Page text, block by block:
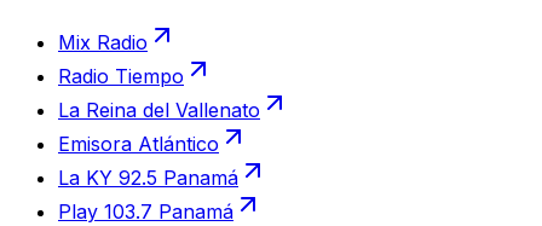
Mix Radio
Radio Tiempo
La Reina del Vallenato
Emisora Atlántico
La KY 92.5 Panamá
Play 103.7 Panamá